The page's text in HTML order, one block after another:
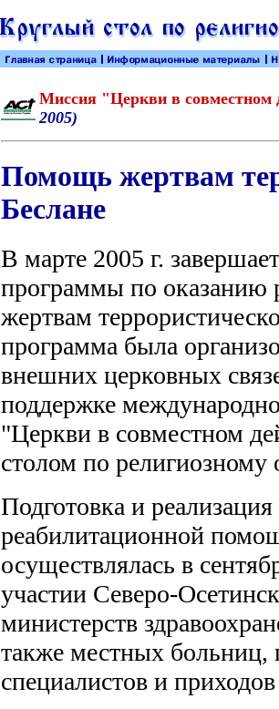
Миссия "Церкви в
2005)
Помощь жертвам
Беслане
В марте 2005 г.
программы по оказанию
жертвам
программа была
внешних церковных
поддержке
"Церкви в совместном
столом по
Подготовка и
реабилитационной
осуществлялась в
участии Северо-
министерств
также местных
специалистов и